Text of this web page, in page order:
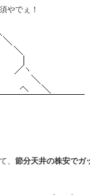
やでぇ！
、 節分天井の株安でガ